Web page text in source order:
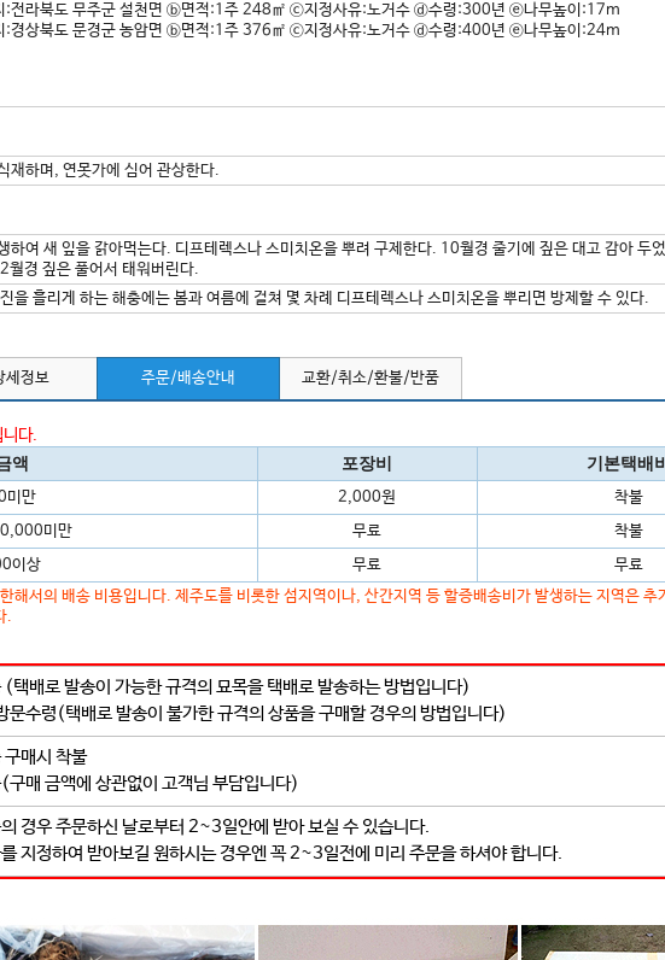
라북도 무주군 설천면 ⓑ면적:1주 248㎡ ⓒ지정사유:노거수 ⓓ수령:300년 ⓔ나무높이:17m
상북도 문경군 농암면 ⓑ면적:1주 376㎡ ⓒ지정사유:노거수 ⓓ수령:400년 ⓔ나무높이:24m
재하며, 연못가에 심어 관상한다.
하여 새 잎을 갉아먹는다. 디프테렉스나 스미치온을 뿌려 구제한다. 10월경 줄기에 짚은 대고 감아 두
월경 짚은 풀어서 태워버린다.
을 흘리게 하는 해충에는 봄과 여름에 걸쳐 몇 차례 디프테렉스나 스미치온을 뿌리면 방제할 수 있다.
세정보 주문/배송안내 교환/취소/환불/반품
다.
액 포장비
기본택배비
미만
2,000원
착불
미만
무료
착불
이상
무료
무료
해서의 배송 비용입니다. 제주도를 비롯한 섬지역이나, 산간지역 등 할증배송비가 발생하는 지역은 추
.
택배로 발송이 가능한 규격의 묘목을 택배로 발송하는 방법입니다)
문수령(택배로 발송이 불가한 규격의 상품을 구매할 경우의 방법입니다)
매시 착불
구매 금액에 상관없이 고객님 부담입니다)
경우 주문하신 날로부터 2~3일안에 받아 보실 수 있습니다.
지정하여 받아보길 원하시는 경우엔 꼭 2~3일전에 미리 주문을 하셔야 합니다.